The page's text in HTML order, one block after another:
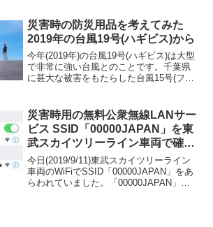
00000JAPAN～...
災害時の防災用品を考えてみた
2019年の台風19号(ハギビス)から
今年(2019年)の台風19号(ハギビス)は大型
で非常に強い台風とのことです。千葉県
に甚大な被害をもたらした台風15号(ファ
されていて、11日現在、巷では水やカッ
プ麺...
災害時用の無料公衆無線LANサー
ビス SSID「00000JAPAN」を東
武スカイツリーライン車両で確認
しました 20190911
今日(2019/9/11)東武スカイツリーライン
車両のWiFiでSSID「00000JAPAN」をあ
らわれていました。「00000JAPAN」